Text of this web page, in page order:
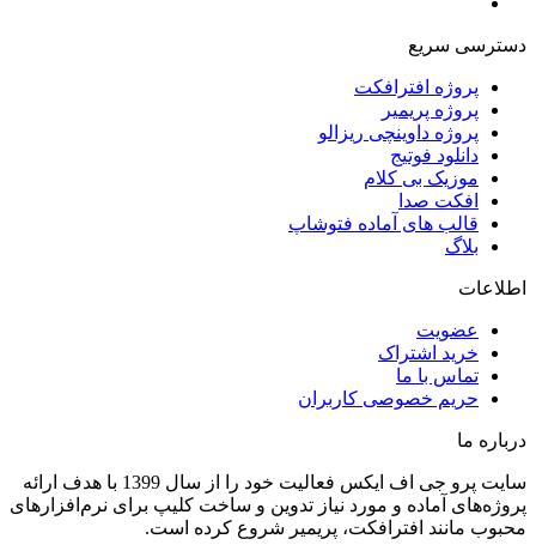
دسترسی سریع
پروژه افترافکت
پروژه پریمیر
پروژه داوینچی ریزالو
دانلود فوتیج
موزیک بی کلام
افکت صدا
قالب های آماده فتوشاپ
بلاگ
اطلاعات
عضویت
خرید اشتراک
تماس با ما
حریم خصوصی کاربران
درباره ما
سایت پرو جی اف ایکس فعالیت خود را از سال 1399 با هدف ارائه
پروژه‌های آماده و مورد نیاز تدوین و ساخت کلیپ برای نرم‌افزارهای
محبوب مانند افترافکت، پریمیر شروع کرده است.